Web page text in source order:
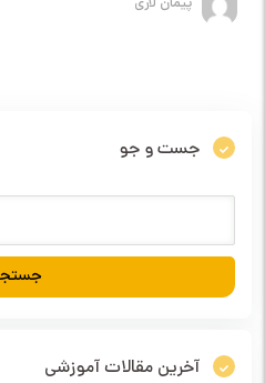
پیمان لاری
جست و جو
آخرین مقالات آموزشی